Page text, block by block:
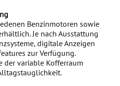
Benzinmotoren sowie
Je nach Ausstattung
digitale Anzeigen
zur Verfügung.
der variable Kofferraum